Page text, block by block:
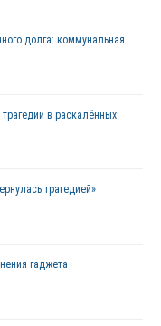
долга: коммунальная
в раскалённых
трагедией»
гаджета